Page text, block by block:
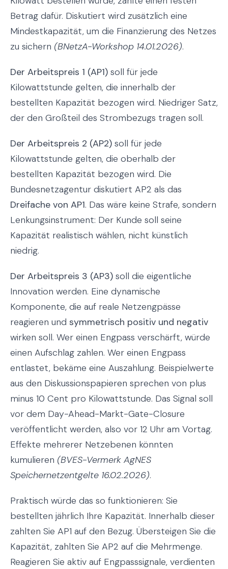
Betrag dafür. Diskutiert wird zusätzlich eine
Mindestkapazität, um die Finanzierung des Netzes
zu sichern (BNetzA-Workshop 14.01.2026).
Der Arbeitspreis 1 (AP1) soll für jede
Kilowattstunde gelten, die innerhalb der
bestellten Kapazität bezogen wird. Niedriger Satz,
der den Großteil des Strombezugs tragen soll.
Der Arbeitspreis 2 (AP2) soll für jede
Kilowattstunde gelten, die oberhalb der
bestellten Kapazität bezogen wird. Die
Bundesnetzagentur diskutiert AP2 als das
Dreifache von AP1. Das wäre keine Strafe, sondern
Lenkungsinstrument: Der Kunde soll seine
Kapazität realistisch wählen, nicht künstlich
niedrig.
Der Arbeitspreis 3 (AP3) soll die eigentliche
Innovation werden. Eine dynamische
Komponente, die auf reale Netzengpässe
reagieren und symmetrisch positiv und negativ
wirken soll. Wer einen Engpass verschärft, würde
einen Aufschlag zahlen. Wer einen Engpass
entlastet, bekäme eine Auszahlung. Beispielwerte
aus den Diskussionspapieren sprechen von plus
minus 10 Cent pro Kilowattstunde. Das Signal soll
vor dem Day-Ahead-Markt-Gate-Closure
veröffentlicht werden, also vor 12 Uhr am Vortag.
Effekte mehrerer Netzebenen könnten
kumulieren (BVES-Vermerk AgNES
Speichernetzentgelte 16.02.2026).
Praktisch würde das so funktionieren: Sie
bestellten jährlich Ihre Kapazität. Innerhalb dieser
zahlten Sie AP1 auf den Bezug. Übersteigen Sie die
Kapazität, zahlten Sie AP2 auf die Mehrmenge.
Reagieren Sie aktiv auf Engpasssignale, verdienten